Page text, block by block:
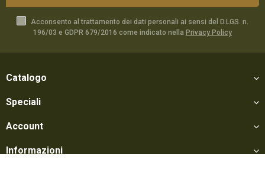
Acconsento al trattamento dei dati personali ai sensi del D.LGS. n.
196/03 e GDPR 679/2016 come indicato nella Privacy Policy
Catalogo
Speciali
Account
Informazioni